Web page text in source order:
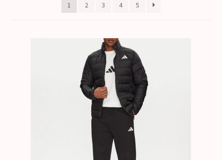
1 2 3 4 5